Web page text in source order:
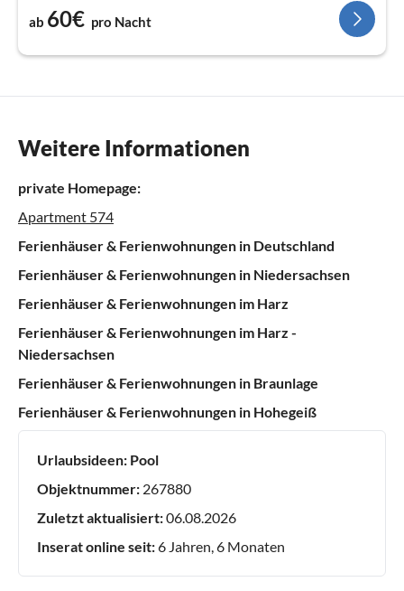
ab 60€ pro Nacht
Weitere Informationen
private Homepage:
Apartment 574
Ferienhäuser & Ferienwohnungen in Deutschland
Ferienhäuser & Ferienwohnungen in Niedersachsen
Ferienhäuser & Ferienwohnungen im Harz
Ferienhäuser & Ferienwohnungen im Harz -
Niedersachsen
Ferienhäuser & Ferienwohnungen in Braunlage
Ferienhäuser & Ferienwohnungen in Hohegeiß
Urlaubsideen: Pool
Objektnummer: 267880
Zuletzt aktualisiert:06.08.2026
Inserat online seit:6 Jahren, 6 Monaten